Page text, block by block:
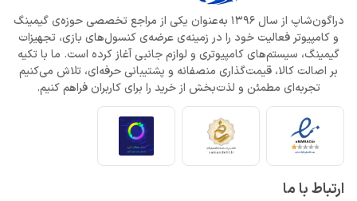
دراگون‌شاپ از سال 1396 به‌عنوان یکی از مراجع تخصصی حوزه‌ی گیمینگ
و کامپیوتر فعالیت خود را در زمینه‌ی عرضه‌ی کنسول‌های بازی، تجهیزات
گیمینگ، سیستم‌های کامپیوتری و لوازم جانبی آغاز کرده است. ما با تکیه
بر اصالت کالا، قیمت‌گذاری منصفانه و پشتیبانی حرفه‌ای، تلاش می‌کنیم
تجربه‌ای مطمئن و لذت‌بخش از خرید را برای کاربران فراهم کنیم.
ارتباط با ما